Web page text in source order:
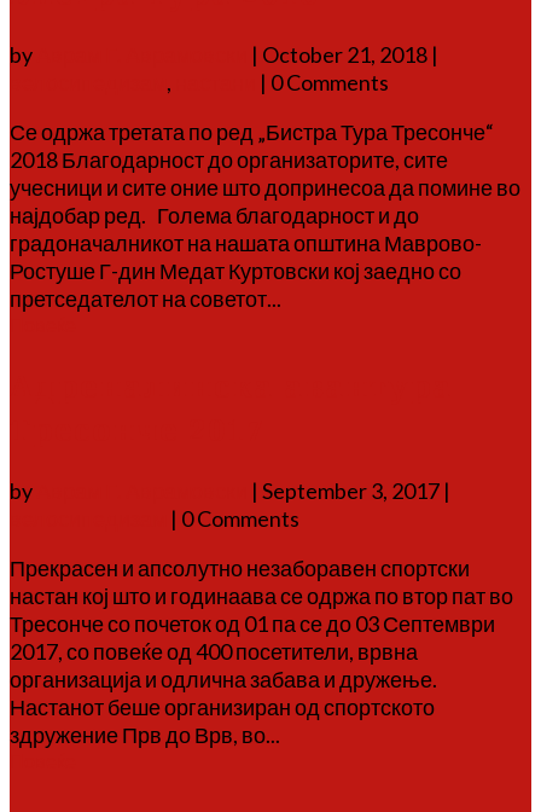
by | October 21, 2018 |
,
| 0 Comments
Се одржа третата по ред „Бистра Тура Тресонче“
2018 Благодарност до организаторите, сите
учесници и сите оние што допринесоа да помине во
најдобар ред. Голема благодарност и до
градоначалникот на нашата општина Маврово-
Ростуше Г-дин Медат Куртовски кој заедно со
претседателот на советот...
by | September 3, 2017 |
| 0 Comments
Прекрасен и апсолутно незаборавен спортски
настан кој што и годинаава се одржа по втор пат во
Тресонче со почеток од 01 па се до 03 Септември
2017, со повеќе од 400 посетители, врвна
организација и одлична забава и дружење.
Настанот беше организиран од спортското
здружение Прв до Врв, во...